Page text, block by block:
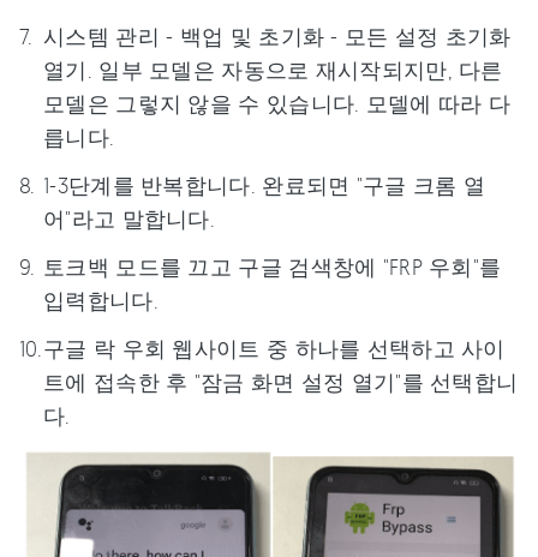
시스템 관리 - 백업 및 초기화 - 모든 설정 초기화
열기. 일부 모델은 자동으로 재시작되지만, 다른
모델은 그렇지 않을 수 있습니다. 모델에 따라 다
릅니다.
1-3단계를 반복합니다. 완료되면 "구글 크롬 열
어"라고 말합니다.
토크백 모드를 끄고 구글 검색창에 "FRP 우회"를
입력합니다.
구글 락 우회 웹사이트 중 하나를 선택하고 사이
트에 접속한 후 "잠금 화면 설정 열기"를 선택합니
다.